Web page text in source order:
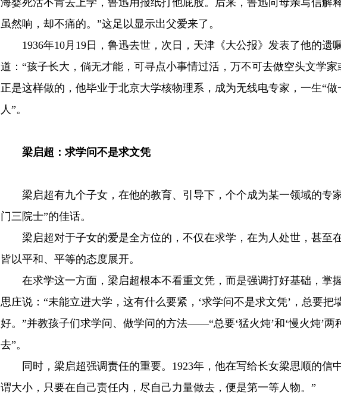
海婴死活不肯去上学，鲁迅用报纸打他屁股。后来，鲁迅向母亲写信解
虽然响，却不痛的。”这足以显示出父爱来了。
1936年10月19日，鲁迅去世，次日，天津《大公报》发表了他的遗
道：“孩子长大，倘无才能，可寻点小事情过活，万不可去做空头文学家
正是这样做的，他毕业于北京大学核物理系，成为无线电专家，一生“
人”。
梁启超：求学问不是求文凭
梁启超有九个子女，在他的教育、引导下，个个成为某一领域的专
门三院士”的佳话。
梁启超对于子女的爱是全方位的，不仅在求学，在为人处世，甚至在
皆以平和、平等的态度展开。
在求学这一方面，梁启超根本不看重文凭，而是强调打好基础，掌
思庄说：“未能立进大学，这有什么要紧，‘求学问不是求文凭’，总要把
好。”并教孩子们求学问、做学问的方法——“总要‘猛火炖’和‘慢火炖’两
去”。
同时，梁启超强调责任的重要。1923年，他在写给长女梁思顺的信
谓大小，只要在自己责任内，尽自己力量做去，便是第一等人物。”